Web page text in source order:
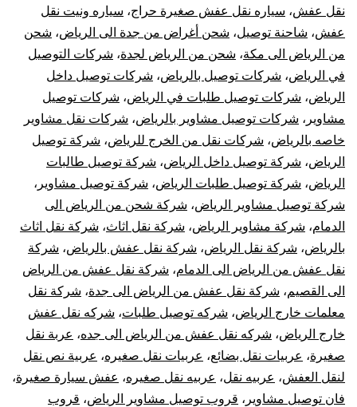
نقل عفش، سياره نقل عفش صغيرة حراج، سياره ونيت نقل
عفش، شاحنة توصيل، شحن أغراض من جدة الى الرياض، شحن
من الرياض الى مكة، شحن من الرياض لجدة، شركات التوصيل
في الرياض، شركات توصيل بالرياض، شركات توصيل داخل
الرياض، شركات توصيل طلبات في الرياض، شركات توصيل
مشاوير ، شركات توصيل مشاوير بالرياض، شركات نقل مشاوير
خاصه بالرياض، شركات نقل من الخرج للرياض، شركة توصيل
الرياض، شركة توصيل داخل الرياض، شركة توصيل طالبات
الرياض، شركة توصيل طلبات الرياض، شركة توصيل مشاوير ،
شركة توصيل مشاوير الرياض، شركة شحن من الرياض الى
الدمام، شركة مشاوير الرياض، شركة نقل اثاث، شركة نقل اثاث
بالرياض، شركة نقل الرياض، شركة نقل عفش بالرياض، شركة
نقل عفش من الرياض الى الدمام، شركة نقل عفش من الرياض
الى القصيم، شركة نقل عفش من الرياض الى جدة، شركة نقل
معلمات خارج الرياض، شركه توصيل طلبات، شركه نقل عفش
خارج الرياض، شركه نقل عفش من الرياض الى جده، عربة نقل
صغيرة، عربيات نقل بضائع، عربيات نقل صغيره، عربية نص نقل
لنقل العفش، عربيه نقل، عربيه نقل صغيره، عفش سيارة صغيرة،
فان توصيل مشاوير ، قروب توصيل مشاوير الرياض، قروب